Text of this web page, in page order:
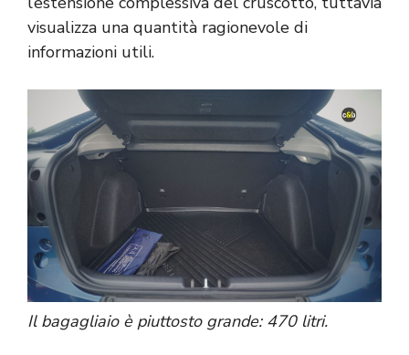
visualizza una quantità ragionevole di
informazioni utili.
Il bagagliaio è piuttosto grande: 470 litri.